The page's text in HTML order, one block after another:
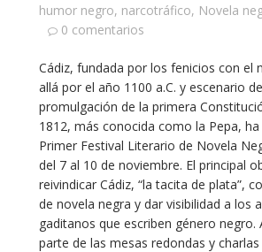
humor negro, narcotráfico, Novela
0 comentarios
Cádiz, fundada por los fenicios con el
allá por el año 1100 a.C. y escenario
promulgación de la primera
1812, más conocida como la Pepa,
Primer Festival Literario de Novela
del 7 al 10 de noviembre. El principal
reivindicar Cádiz, “la tacita de plata”,
de novela negra y dar visibilidad a los
gaditanos que escriben género negro.
parte de las mesas redondas y